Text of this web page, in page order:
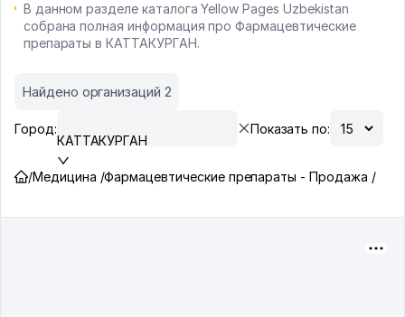
В данном разделе каталога Yellow Pages Uzbekistan
собрана полная информация про Фармацевтические
препараты в КАТТАКУРГАН.
Найдено организаций 2
Город:
КАТТАКУРГАН
Показать по:
/Медицина /Фармацевтические препараты - Продажа /